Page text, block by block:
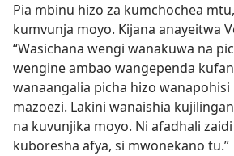
Pia mbinu hizo za kumchochea
kumvunja moyo. Kijana anayeitwa
“Wasichana wengi wanakuwa na
wengine ambao wangependa
wanaangalia picha hizo
mazoezi. Lakini wanaishia
na kuvunjika moyo. Ni afadhali
kuboresha afya, si mwonekano tu.”